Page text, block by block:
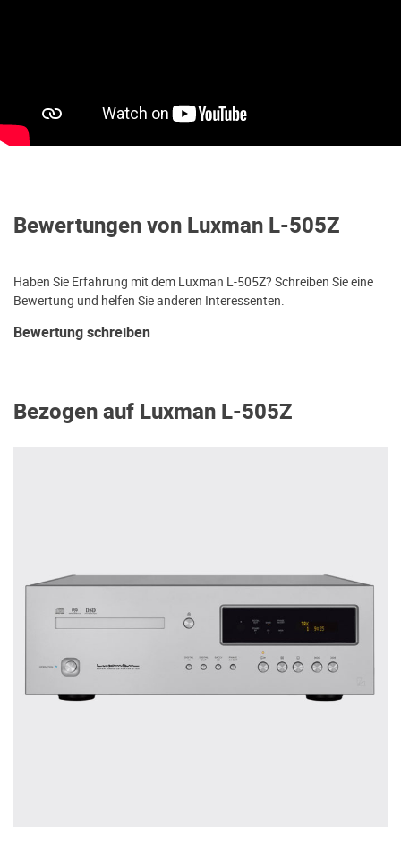
Bewertungen von Luxman L-505Z
Haben Sie Erfahrung mit dem Luxman L-505Z? Schreiben Sie eine
Bewertung und helfen Sie anderen Interessenten.
Bewertung schreiben
Bezogen auf Luxman L-505Z